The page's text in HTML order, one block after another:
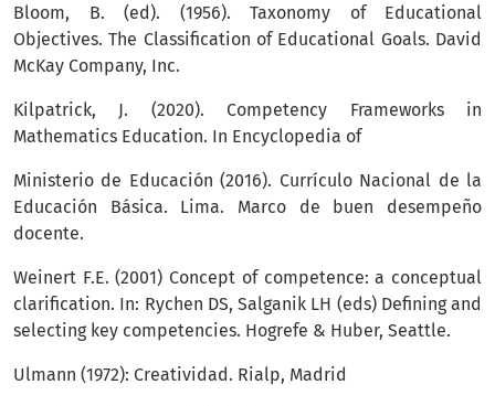
Bloom, B. (ed). (1956). Taxonomy of Educational
Objectives. The Classification of Educational Goals. David
McKay Company, Inc.
Kilpatrick, J. (2020). Competency Frameworks in
Mathematics Education. In Encyclopedia of
Ministerio de Educación (2016). Currículo Nacional de la
Educación Básica. Lima. Marco de buen desempeño
docente.
Weinert F.E. (2001) Concept of competence: a conceptual
clarification. In: Rychen DS, Salganik LH (eds) Defining and
selecting key competencies. Hogrefe & Huber, Seattle.
Ulmann (1972): Creatividad. Rialp, Madrid